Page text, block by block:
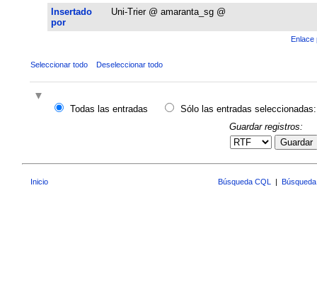
Insertado
por
Uni-Trier @ amaranta_sg @
Enlace
Seleccionar todo Deseleccionar todo
Todas las entradas
Sólo las entradas seleccionadas:
Guardar registros:
Guardar
Inicio Búsqueda CQL